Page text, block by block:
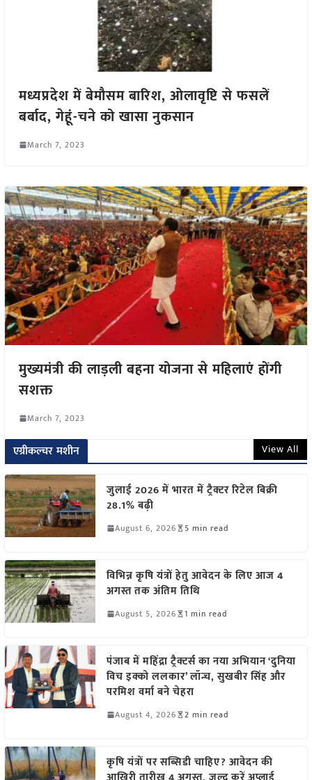
मध्यप्रदेश में बेमौसम बारिश, ओलावृष्टि से फसलें
बर्बाद, गेहूं-चने को खासा नुकसान
March 7, 2023
मुख्यमंत्री की लाड़ली बहना योजना से महिलाएं होंगी
सशक्त
March 7, 2023
एग्रीकल्चर मशीन View All
जुलाई 2026 में भारत में ट्रैक्टर रिटेल बिक्री
28.1% बढ़ी
August 6, 2026 5 min read
विभिन्न कृषि यंत्रों हेतु आवेदन के लिए आज 4
अगस्त तक अंतिम तिथि
August 5, 2026 1 min read
पंजाब में महिंद्रा ट्रैक्टर्स का नया अभियान ‘दुनिया
विच इक्को ललकार’ लॉन्च, सुखबीर सिंह और
परमिश वर्मा बने चेहरा
August 4, 2026 2 min read
कृषि यंत्रों पर सब्सिडी चाहिए? आवेदन की